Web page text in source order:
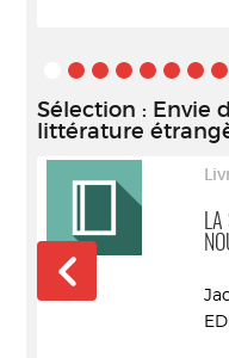
Sélection : Envie
littérature
LA